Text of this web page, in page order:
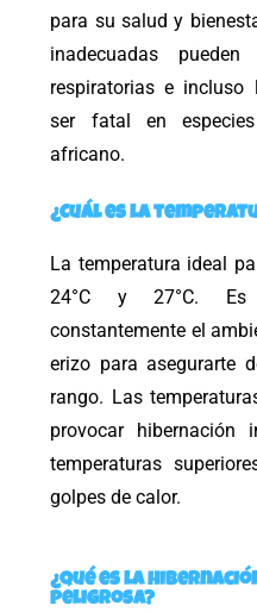
para su salud y
inadecuadas
respiratorias e incluso
ser fatal en
africano.
¿Cuál es la
La temperatura ideal
24°C y 27°C. Es
constantemente el
erizo para asegurarte
rango. Las
provocar hibernación
temperaturas
golpes de calor.
¿Qué es la
peligrosa?